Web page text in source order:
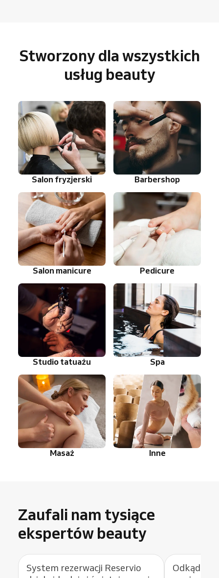
Stworzony dla wszystkich
usług beauty
Salon fryzjerski Barbershop
Salon manicure Pedicure
Studio tatuażu Spa
Masaż Inne
Zaufali nam tysiące
ekspertów beauty
System rezerwacji Reservio
Odkąd